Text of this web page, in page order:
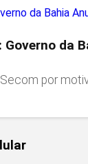
Governo da
por